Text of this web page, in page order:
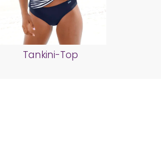
Tankini-Top